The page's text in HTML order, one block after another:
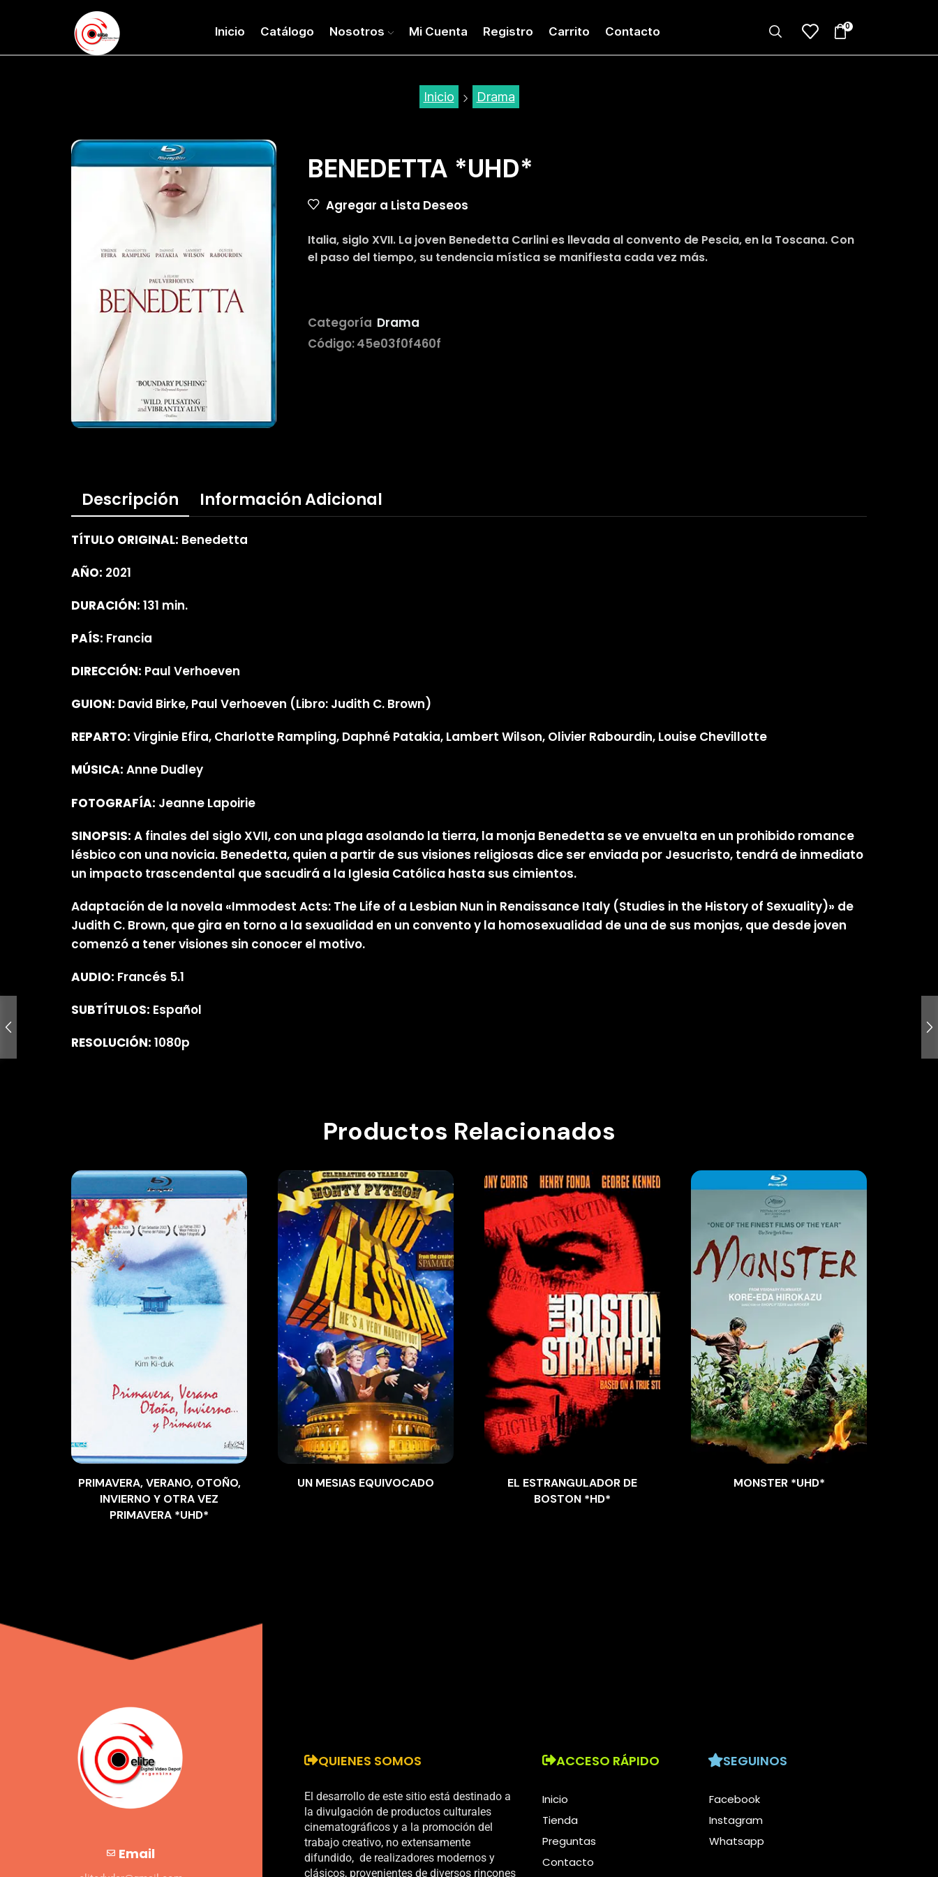
Inicio Catálogo Nosotros Mi Cuenta Registro Carrito Contacto 0
Inicio Drama
BENEDETTA *UHD*
Agregar a Lista Deseos
Italia, siglo XVII. La joven Benedetta Carlini es llevada al convento de Pescia, en la Toscana. Con
el paso del tiempo, su tendencia mística se manifiesta cada vez más.
Categoría Drama
Código:45e03f0f460f
Descripción Información Adicional
TÍTULO ORIGINAL: Benedetta
AÑO: 2021
DURACIÓN: 131 min.
PAÍS: Francia
DIRECCIÓN: Paul Verhoeven
GUION: David Birke, Paul Verhoeven (Libro: Judith C. Brown)
REPARTO: Virginie Efira, Charlotte Rampling, Daphné Patakia, Lambert Wilson, Olivier Rabourdin, Louise Chevillotte
MÚSICA: Anne Dudley
FOTOGRAFÍA: Jeanne Lapoirie
SINOPSIS: A finales del siglo XVII, con una plaga asolando la tierra, la monja Benedetta se ve envuelta en un prohibido romance
lésbico con una novicia. Benedetta, quien a partir de sus visiones religiosas dice ser enviada por Jesucristo, tendrá de inmediato
un impacto trascendental que sacudirá a la Iglesia Católica hasta sus cimientos.
Adaptación de la novela «Immodest Acts: The Life of a Lesbian Nun in Renaissance Italy (Studies in the History of Sexuality)» de
Judith C. Brown, que gira en torno a la sexualidad en un convento y la homosexualidad de una de sus monjas, que desde joven
comenzó a tener visiones sin conocer el motivo.
AUDIO: Francés 5.1
SUBTÍTULOS: Español
RESOLUCIÓN: 1080p
Productos Relacionados
PRIMAVERA, VERANO, OTOÑO,
INVIERNO Y OTRA VEZ
PRIMAVERA *UHD*
UN MESIAS EQUIVOCADO
EL ESTRANGULADOR DE
BOSTON *HD*
MONSTER *UHD*
Email
QUIENES SOMOS
El desarrollo de este sitio está destinado a
la divulgación de productos culturales
cinematográficos y a la promoción del
trabajo creativo, no extensamente
difundido, de realizadores modernos y
clásicos, provenientes de diversos rincones
ACCESO RÁPIDO
Inicio
Tienda
Preguntas
Contacto
SEGUINOS
Facebook
Instagram
Whatsapp